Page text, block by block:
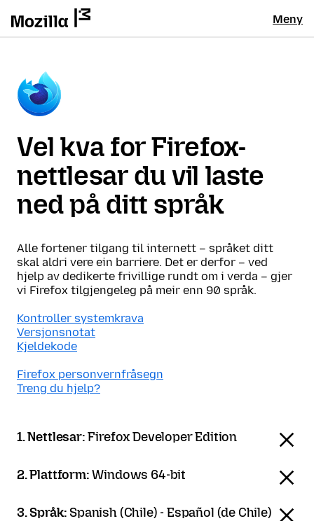
Meny
Vel kva for Firefox-
nettlesar du vil laste
ned på ditt språk
Alle fortener tilgang til internett – språket ditt
skal aldri vere ein barriere. Det er derfor – ved
hjelp av dedikerte frivillige rundt om i verda – gjer
vi Firefox tilgjengeleg på meir enn 90 språk.
Kontroller systemkrava
Versjonsnotat
Kjeldekode
Firefox personvernfråsegn
Treng du hjelp?
1. Nettlesar:Firefox Developer Edition
2. Plattform:Windows 64-bit
3. Språk: Spanish (Chile) - Español (de Chile)